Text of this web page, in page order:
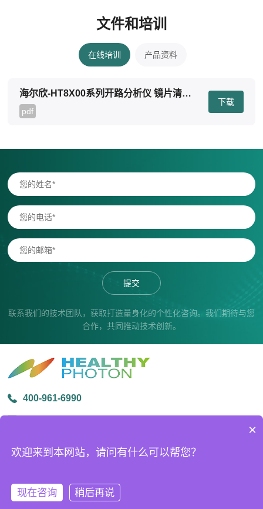
文件和培训
在线培训 产品资料
海尔欣-HT8X00系列开路分析仪 镜片清洁维护教程
pdf
下载
提交
联系我们的技术团队，获取打造量身化的个性化咨询。我们期待与您
合作，共同推动技术创新。
400-961-6990
ICP备案号：
浙ICP备20026509号-2
×
欢迎来到本网站，请问有什么可以帮您？
现在咨询 稍后再说